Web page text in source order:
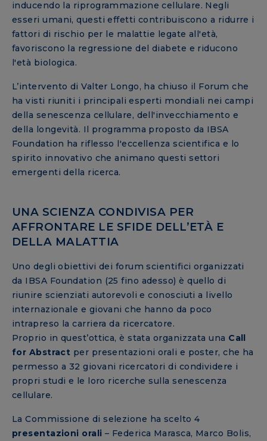
inducendo la riprogrammazione cellulare. Negli
esseri umani, questi effetti contribuiscono a ridurre i
fattori di rischio per le malattie legate all'età,
favoriscono la regressione del diabete e riducono
l'età biologica.
L’intervento di Valter Longo, ha chiuso il Forum che
ha visti riuniti i principali esperti mondiali nei campi
della senescenza cellulare, dell'invecchiamento e
della longevità. Il programma proposto da IBSA
Foundation ha riflesso l'eccellenza scientifica e lo
spirito innovativo che animano questi settori
emergenti della ricerca.
UNA SCIENZA CONDIVISA PER
AFFRONTARE LE SFIDE DELL’ETÀ E
DELLA MALATTIA
Uno degli obiettivi dei forum scientifici organizzati
da IBSA Foundation (25 fino adesso) è quello di
riunire scienziati autorevoli e conosciuti a livello
internazionale e giovani che hanno da poco
intrapreso la carriera da ricercatore.
Proprio in quest’ottica, è stata organizzata una Call
for Abstract per presentazioni orali e poster, che ha
permesso a 32 giovani ricercatori di condividere i
propri studi e le loro ricerche sulla senescenza
cellulare.
La Commissione di selezione ha scelto 4
presentazioni orali – Federica Marasca, Marco Bolis,